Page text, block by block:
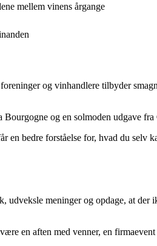
mellem vinens årgange
og vinhandlere tilbyder
og en solmoden udgave
en bedre forståelse for, hvad du
udveksle meninger og opdage, at
en aften med venner, en